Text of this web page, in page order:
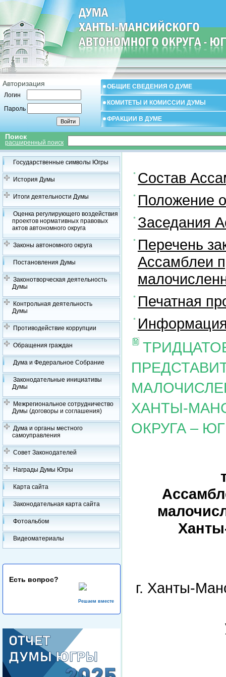
Авторизация
Логин
Пароль
ОБЩИЕ СВЕДЕНИЯ О ДУМЕ
КОМИТЕТЫ И КОМИССИИ ДУМЫ
ФРАКЦИИ В ДУМЕ
Поиск
расширенный поиск
Государственные символы Югры
История Думы
Итоги деятельности Думы
Оценка регулирующего воздействия
проектов нормативных правовых
актов автономного округа
Законы автономного округа
Постановления Думы
Законотворческая деятельность
Думы
Контрольная деятельность
Думы
Противодействие коррупции
Обращения граждан
Дума и Федеральное Собрание
Законодательные инициативы
Думы
Межрегиональное сотрудничество
Думы (договоры и соглашения)
Дума и органы местного
самоуправления
Совет Законодателей
Награды Думы Югры
Карта сайта
Законодательная карта сайта
Фотоальбом
Видеоматериалы
Есть вопрос?
Решаем вместе
Состав
Положение
Заседания
Перечень
Ассамблеи
Печатная
ХАНТЫ-
ОКРУГА –
г.